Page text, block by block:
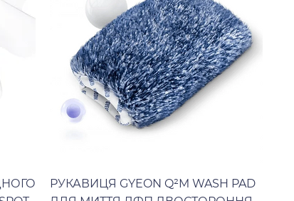
РУКАВИЦЯ GYEON Q²M WASH PAD